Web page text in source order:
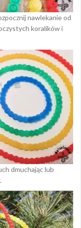
nawlekanie od
koralików i
dmuchając lub